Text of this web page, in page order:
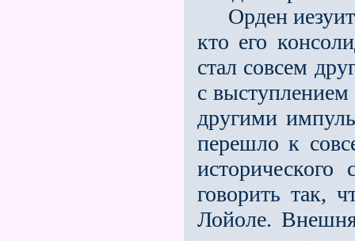
Орден
кто его
стал совсем
с выступлением
другими
перешло к
говорить так,
Лойоле.